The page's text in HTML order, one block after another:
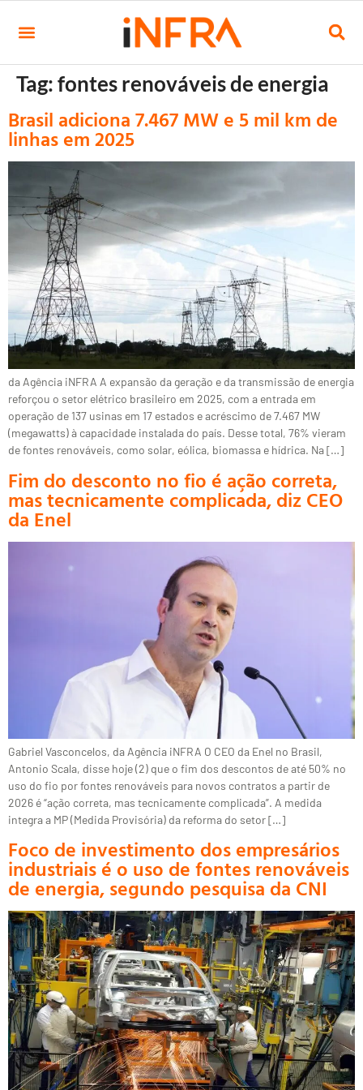
Tag:fontes renováveis de energia
Brasil adiciona 7.467 MW e 5 mil km de
linhas em 2025
da Agência iNFRA A expansão da geração e da transmissão de energia
reforçou o setor elétrico brasileiro em 2025, com a entrada em
operação de 137 usinas em 17 estados e acréscimo de 7.467 MW
(megawatts) à capacidade instalada do país. Desse total, 76% vieram
de fontes renováveis, como solar, eólica, biomassa e hídrica. Na […]
Fim do desconto no fio é ação correta,
mas tecnicamente complicada, diz CEO
da Enel
Gabriel Vasconcelos, da Agência iNFRA O CEO da Enel no Brasil,
Antonio Scala, disse hoje (2) que o fim dos descontos de até 50% no
uso do fio por fontes renováveis para novos contratos a partir de
2026 é “ação correta, mas tecnicamente complicada”. A medida
integra a MP (Medida Provisória) da reforma do setor […]
Foco de investimento dos empresários
industriais é o uso de fontes renováveis
de energia, segundo pesquisa da CNI